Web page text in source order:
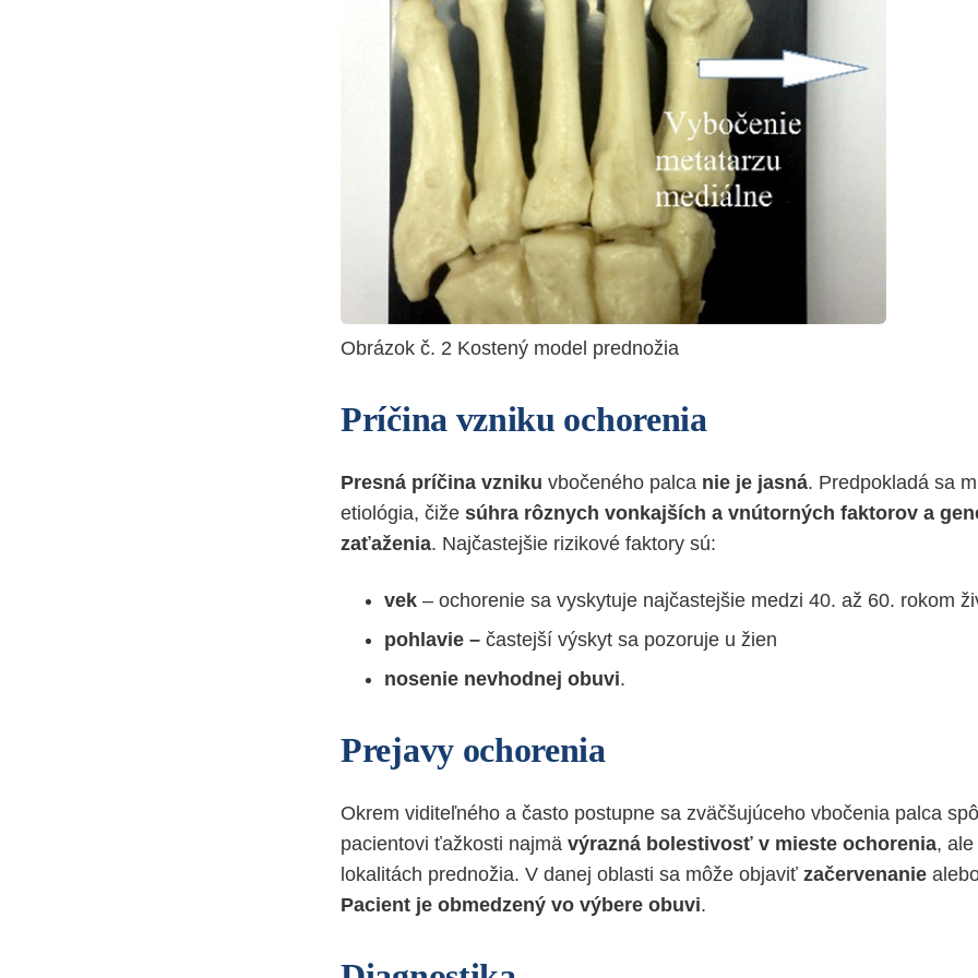
Obrázok č. 2 Kostený model prednožia
Príčina vzniku ochorenia
Presná príčina vzniku vbočeného palca nie je jasná. Predpokladá sa
etiológia, čiže súhra rôznych vonkajších a vnútorných faktorov a
zaťaženia. Najčastejšie rizikové faktory sú:
vek – ochorenie sa vyskytuje najčastejšie medzi 40. až 60. rokom
pohlavie – častejší výskyt sa pozoruje u žien
nosenie nevhodnej obuvi.
Prejavy ochorenia
Okrem viditeľného a často postupne sa zväčšujúceho vbočenia palca
pacientovi ťažkosti najmä výrazná bolestivosť v mieste ochorenia,
lokalitách prednožia. V danej oblasti sa môže objaviť začervenanie
Pacient je obmedzený vo výbere obuvi.